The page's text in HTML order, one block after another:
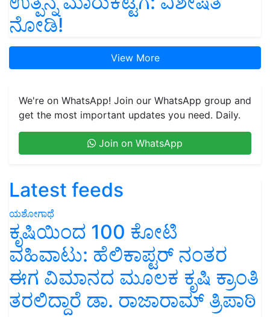
ನೋಡಿ!
View More
We're on WhatsApp! Join our WhatsApp group and
get the most important updates you need. Daily.
Join on WhatsApp
Latest feeds
ಯಶೋಗಾಥೆ
ಕೃಷಿಯಿಂದ 100 ಕೋಟಿ
ವಹಿವಾಟು: ಹೆಲಿಕಾಪ್ಟರ್ ನಂತರ
ಈಗ ವಿಮಾನದ ಮೂಲಕ ಕೃಷಿ ಕ್ರಾಂತಿ
ತರಲಿದ್ದಾರೆ ಡಾ. ರಾಜಾರಾಮ್ ತ್ರಿಪಾಠಿ